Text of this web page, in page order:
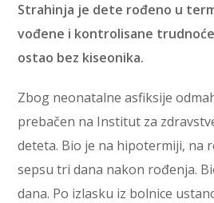
Strahinja je dete rođeno u
vođene i kontrolisane
ostao bez kiseonika.
Zbog neonatalne asfiksije
prebačen na Institut za
deteta. Bio je na hipotermiji, na
sepsu tri dana nakon rođenja.
dana. Po izlasku iz bolnice